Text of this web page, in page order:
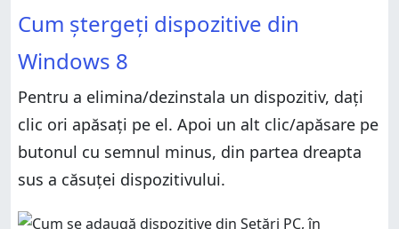
Cum ștergeți dispozitive din
Windows 8
Pentru a elimina/dezinstala un dispozitiv, dați
clic ori apăsați pe el. Apoi un alt clic/apăsare pe
butonul cu semnul minus, din partea dreapta
sus a căsuței dispozitivului.